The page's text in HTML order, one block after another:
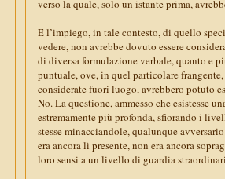
verso la quale, solo un istante prima,
E l’impiego, in tale contesto, di quello
vedere, non avrebbe dovuto essere
di diversa formulazione verbale, quanto e
puntuale, ove, in quel particolare
considerate fuori luogo, avrebbero potuto
No. La questione, ammesso che esistesse
estremamente più profonda, sfiorando i
stesse minacciandole, qualunque
era ancora lì presente, non era ancora
loro sensi a un livello di guardia